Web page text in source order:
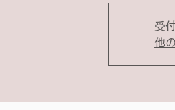
受
他